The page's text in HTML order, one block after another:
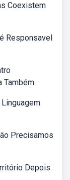
Coexistem
Responsavel
Também
Precisamos
Depois